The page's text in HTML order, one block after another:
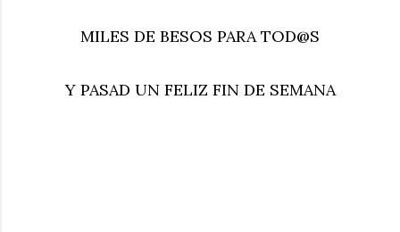
MILES DE BESOS PARA TOD@S
Y PASAD UN FELIZ FIN DE SEMANA